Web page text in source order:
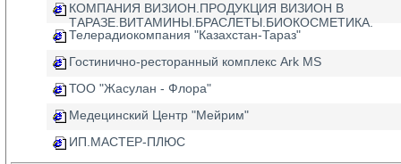
КОМПАНИЯ ВИЗИОН.ПРОДУКЦИЯ ВИЗИОН В
ТАРАЗЕ.ВИТАМИНЫ.БРАСЛЕТЫ.БИОКОСМЕТИКА.
Телерадиокомпания "Казахстан-Тараз"
Гостинично-ресторанный комплекс Ark MS
ТОО "Жасулан - Флора"
Медецинский Центр "Мейрим"
ИП.МАСТЕР-ПЛЮС